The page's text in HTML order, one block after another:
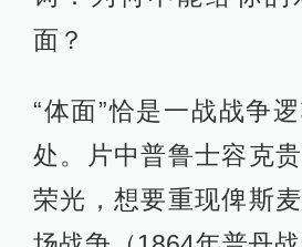
地赔款；1940年二战
于巴黎荣军院内的
字现场，以此见证法国
正因此，片中德国代